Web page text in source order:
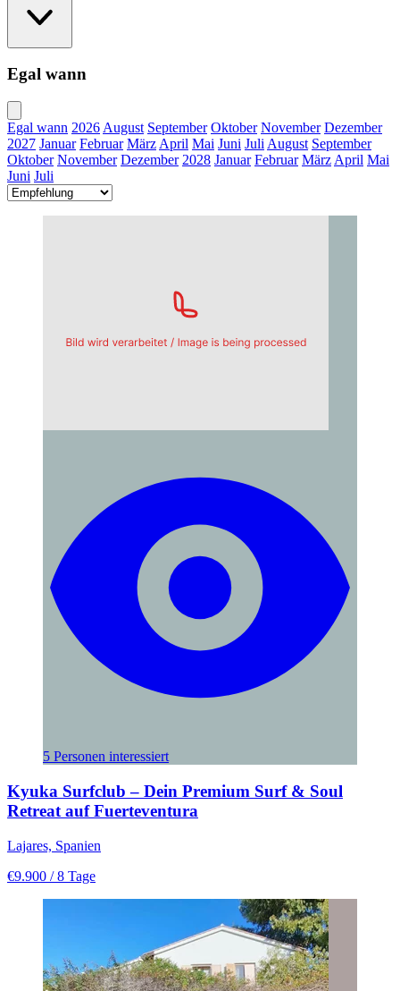
Egal wann
Egal wann 2026 August September Oktober November Dezember
2027 Januar Februar März April Mai Juni Juli August September
Oktober November Dezember 2028 Januar Februar März April Mai
Juni Juli
5 Personen interessiert
Kyuka Surfclub – Dein Premium Surf & Soul
Retreat auf Fuerteventura
Lajares, Spanien
€9.900 / 8 Tage